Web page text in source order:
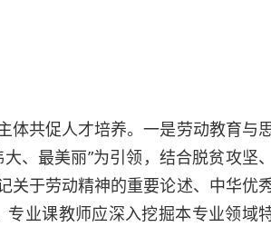
共促人才培养。一是劳动教育与
、最美丽”为引领，结合脱贫攻坚、
关于劳动精神的重要论述、中华优
业课教师应深入挖掘本专业领域